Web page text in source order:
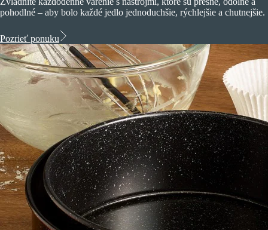
pohodlné – aby bolo každé jedlo jednoduchšie, rýchlejšie a chutnejšie.
Pozrieť ponuku